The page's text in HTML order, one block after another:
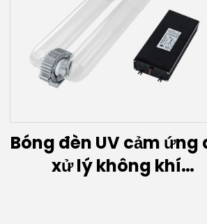
Bóng đèn UV cảm ứng
xử lý không khí